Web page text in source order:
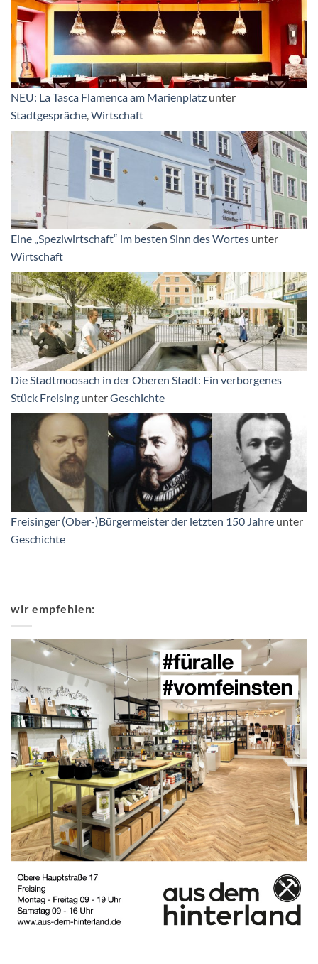
NEU: La Tasca Flamenca am Marienplatz unter
Stadtgespräche,Wirtschaft
Eine „Spezlwirtschaft“ im besten Sinn des Wortes unter
Wirtschaft
Die Stadtmoosach in der Oberen Stadt: Ein verborgenes
Stück Freising unterGeschichte
Freisinger (Ober-)Bürgermeister der letzten 150 Jahre unter
Geschichte
wir empfehlen: